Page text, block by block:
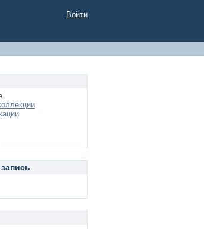
Войти